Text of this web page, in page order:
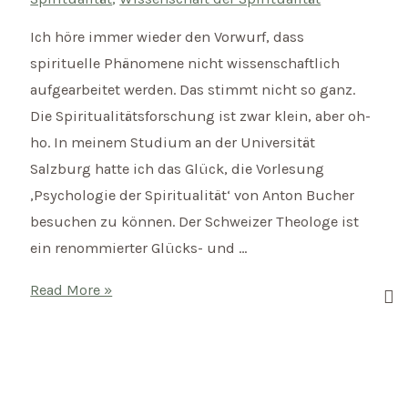
Ich höre immer wieder den Vorwurf, dass
spirituelle Phänomene nicht wissenschaftlich
aufgearbeitet werden. Das stimmt nicht so ganz.
Die Spiritualitätsforschung ist zwar klein, aber oh-
ho. In meinem Studium an der Universität
Salzburg hatte ich das Glück, die Vorlesung
‚Psychologie der Spiritualität‘ von Anton Bucher
besuchen zu können. Der Schweizer Theologe ist
ein renommierter Glücks- und …
Was
Read More »